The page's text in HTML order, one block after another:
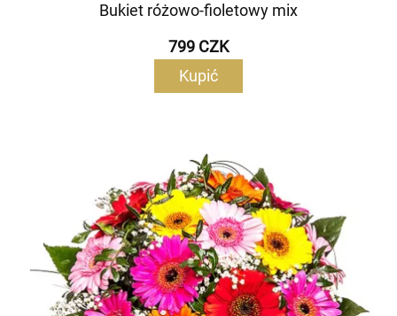
Bukiet różowo-fioletowy mix
799 CZK
Kupić